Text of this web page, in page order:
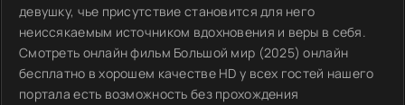
девушку, чье присутствие становится для него
неиссякаемым источником вдохновения и веры в себя.
Смотреть онлайн фильм Большой мир (2025) онлайн
бесплатно в хорошем качестве HD у всех гостей нашего
портала есть возможность без прохождения